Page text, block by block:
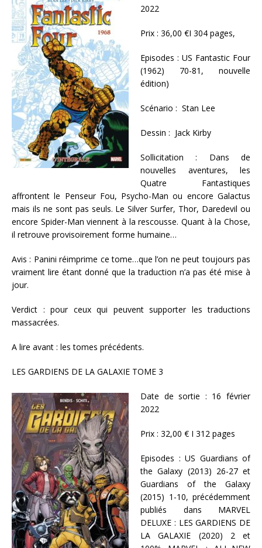
2022
Prix : 36,00 €I 304 pages,
Episodes : US Fantastic Four
(1962) 70-81, nouvelle
édition)
Scénario : Stan Lee
Dessin : Jack Kirby
Sollicitation : Dans de
nouvelles aventures, les
Quatre Fantastiques
affrontent le Penseur Fou, Psycho-Man ou encore Galactus
mais ils ne sont pas seuls. Le Silver Surfer, Thor, Daredevil ou
encore Spider-Man viennent à la rescousse. Quant à la Chose,
il retrouve provisoirement forme humaine…
Avis : Panini réimprime ce tome…que l’on ne peut toujours pas
vraiment lire étant donné que la traduction n’a pas été mise à
jour.
Verdict : pour ceux qui peuvent supporter les traductions
massacrées.
A lire avant : les tomes précédents.
LES GARDIENS DE LA GALAXIE TOME 3
Date de sortie : 16 février
2022
Prix : 32,00 € I 312 pages
Episodes : US Guardians of
the Galaxy (2013) 26-27 et
Guardians of the Galaxy
(2015) 1-10, précédemment
publiés dans MARVEL
DELUXE : LES GARDIENS DE
LA GALAXIE (2020) 2 et